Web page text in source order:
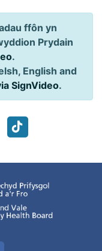
ffôn yn
Prydain
.
English and
SignVideo.